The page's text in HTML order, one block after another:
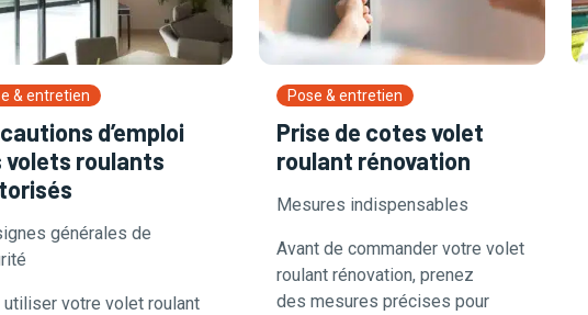
& entretien
d’emploi
volets roulants
générales de
utiliser votre volet roulant
Pose & entretien
Prise de cotes volet
roulant rénovation
Mesures indispensables
Avant de commander votre volet
roulant rénovation, prenez
des mesures précises pour